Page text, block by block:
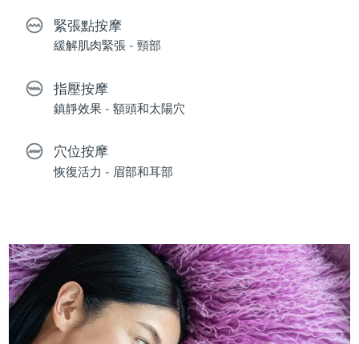
緊張點按摩
緩解肌肉緊張 - 頸部
指壓按摩
鎮靜效果 - 額頭和太陽穴
穴位按摩
恢復活力 - 眉部和耳部